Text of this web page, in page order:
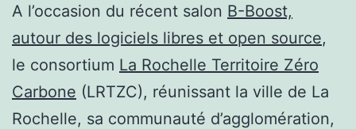
A l’occasion du récent salon B-Boost,
autour des logiciels libres et open source,
le consortium La Rochelle Territoire Zéro
Carbone (LRTZC), réunissant la ville de La
Rochelle, sa communauté d’agglomération,